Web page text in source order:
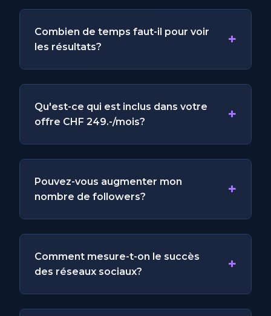
Combien de temps faut-il pour voir
les résultats?
+
Qu'est-ce qui est inclus dans votre
offre CHF 249.-/mois?
+
Pouvez-vous augmenter mon
nombre de followers?
+
Comment mesure-t-on le succès
des réseaux sociaux?
+